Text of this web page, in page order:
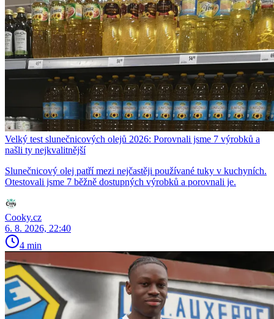
Velký test slunečnicových olejů 2026: Porovnali jsme 7 výrobků a
našli ty nejkvalitnější
Slunečnicový olej patří mezi nejčastěji používané tuky v kuchyních.
Otestovali jsme 7 běžně dostupných výrobků a porovnali je.
Cooky.cz
6. 8. 2026, 22:40
4 min